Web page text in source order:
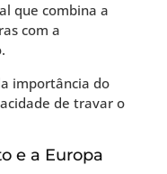
que combina a
com a
importância do
de travar o
e a Europa